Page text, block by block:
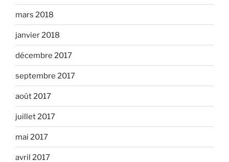
mars 2018
janvier 2018
décembre 2017
septembre 2017
août 2017
juillet 2017
mai 2017
avril 2017